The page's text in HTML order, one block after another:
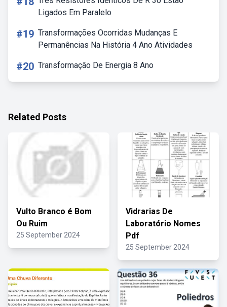
Ligados Em Paralelo
#19 Transformações Ocorridas Mudanças E
Permanências Na História 4 Ano Atividades
#20 Transformação De Energia 8 Ano
Related Posts
Vulto Branco é Bom
Ou Ruim
25 September 2024
Vidrarias De
Laboratório Nomes
Pdf
25 September 2024